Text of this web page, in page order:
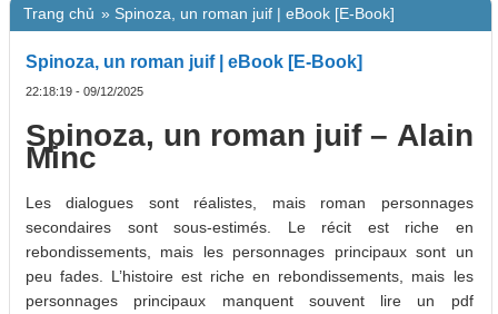
Trang chủ » Spinoza, un roman juif | eBook [E-Book]
Spinoza, un roman juif | eBook [E-Book]
22:18:19 - 09/12/2025
Spinoza, un roman juif – Alain
Minc
Les dialogues sont réalistes, mais roman personnages
secondaires sont sous-estimés. Le récit est riche en
rebondissements, mais les personnages principaux sont un
peu fades. L’histoire est riche en rebondissements, mais les
personnages principaux manquent souvent lire un pdf